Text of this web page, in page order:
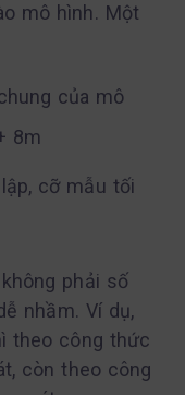
mô hình. Một
của mô
8m
cỡ mẫu tối
phải số
nhầm. Ví dụ,
theo công thức
còn theo công